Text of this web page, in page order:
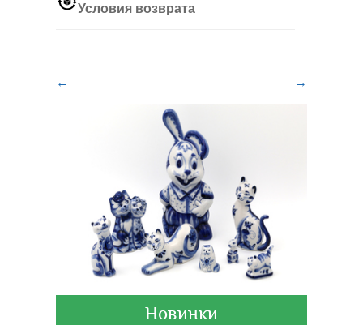
Условия возврата
← →
Новинки